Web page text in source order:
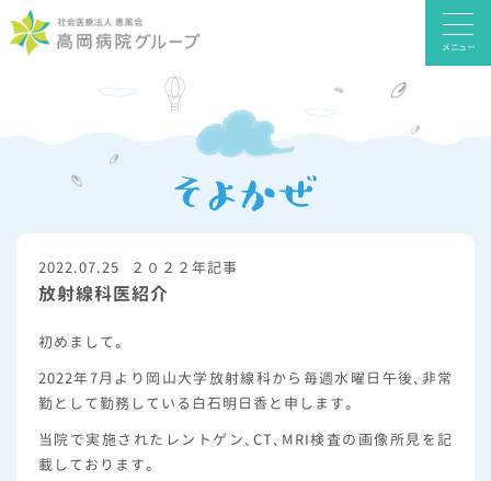
メニュー
2022.07.25 ２０２２年記事
放射線科医紹介
初めまして。
2022年7月より岡山大学放射線科から毎週水曜日午後、非常
勤として勤務している白石明日香と申します。
当院で実施されたレントゲン、CT、MRI検査の画像所見を記
載しております。